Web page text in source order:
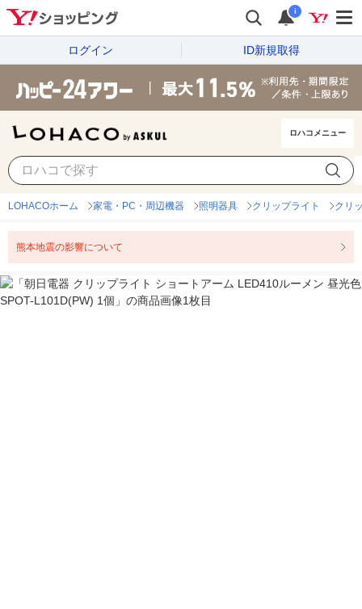
i
ログイン ID新規取得
ロハコメニュー
LOHACOホーム 家電・PC・周辺機器 照明器具 クリップライト クリ
熊本地震の影響について